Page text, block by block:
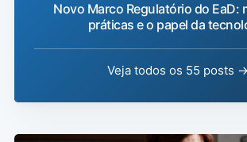
Novo Marco Regulatório do EaD:
práticas e o papel da
Veja todos os 55 posts →